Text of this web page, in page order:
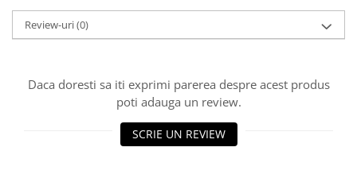
Review-uri(0)
Daca doresti sa iti exprimi parerea despre acest produs
poti adauga un review.
SCRIE UN REVIEW